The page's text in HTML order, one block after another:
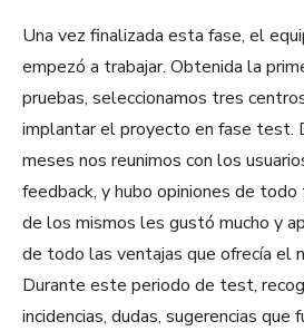
Una vez finalizada esta fase, el
empezó a trabajar. Obtenida la
pruebas, seleccionamos tres
implantar el proyecto en fase test.
meses nos reunimos con los
feedback, y hubo opiniones de
de los mismos les gustó mucho y
de todo las ventajas que ofrecía el
Durante este periodo de test,
incidencias, dudas, sugerencias que